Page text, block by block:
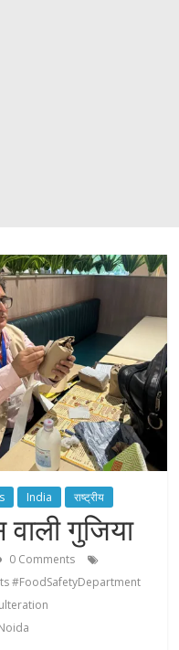
India राष्ट्रीय
गुजिया
0 Comments
#FoodSafetyDepartment